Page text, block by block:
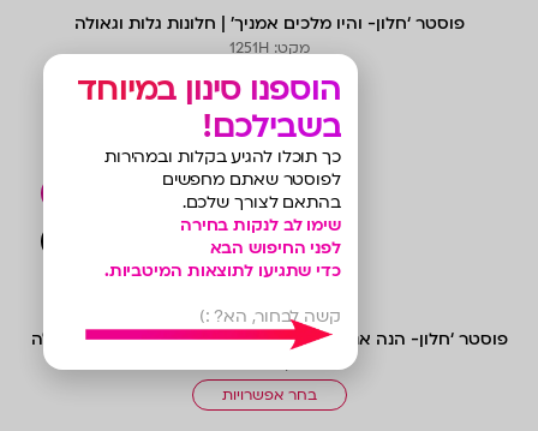
פוסטר ‘חלון- והיו מלכים אמניך’ | חלונות גלות וגאולה
מקט: 1251H
בחר אפשרויות
פוסטר ‘חלון- הנה אנכי שולח לכם’ ילד עומד| חלונות גלות וגאולה
בחר אפשרויות
הוספנו סינון במיוחד
בשבילכם!
כך תוכלו להגיע בקלות ובמהירות
לפוסטר שאתם מחפשים
בהתאם לצורך שלכם.
שימו לב לנקות בחירה
לפני החיפוש הבא
כדי שתגיעו לתוצאות המיטביות.
קשה לבחור, הא? :)